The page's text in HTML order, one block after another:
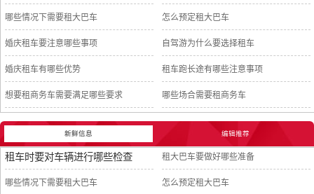
哪些情况下需要租大巴车 怎么预定租大巴车
婚庆租车要注意哪些事项 自驾游为什么要选择租车
婚庆租车有哪些优势 租车跑长途有哪些注意事项
想要租商务车需要满足哪些要求 哪些场合需要租商务车
新鲜信息 编辑推荐
租车时要对车辆进行哪些检查 租大巴车要做好哪些准备
哪些情况下需要租大巴车 怎么预定租大巴车